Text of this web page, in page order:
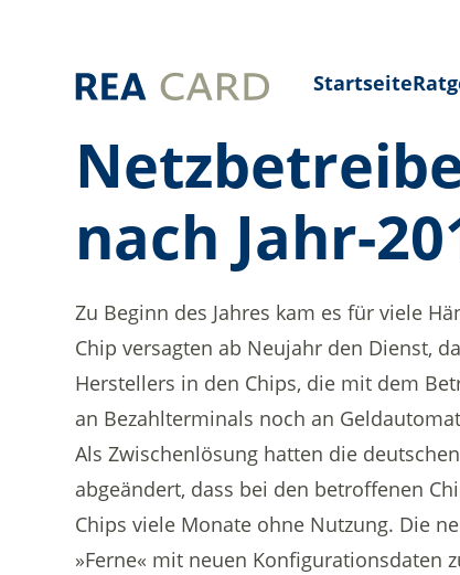
Startseite
nach Jahr-
Zu Beginn des Jahres kam es für viele
Chip versagten ab Neujahr den Dienst,
Herstellers in den Chips, die mit dem
an Bezahlterminals noch an
Als Zwischenlösung hatten die
abgeändert, dass bei den betroffenen
Chips viele Monate ohne Nutzung. Die
»Ferne« mit neuen Konfigurationsdaten